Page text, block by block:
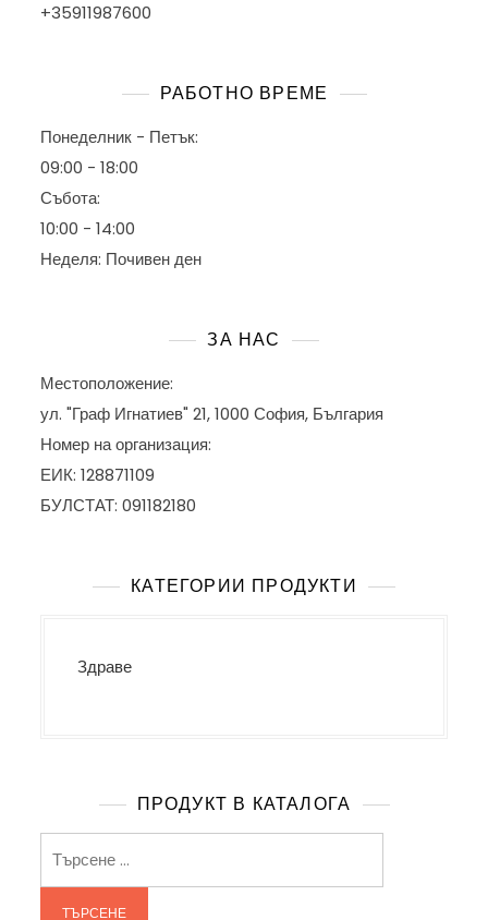
+35911987600
РАБОТНО ВРЕМЕ
Понеделник - Петък:
09:00 - 18:00
Събота:
10:00 - 14:00
Неделя: Почивен ден
ЗА НАС
Местоположение:
ул. "Граф Игнатиев" 21, 1000 София, България
Номер на организация:
ЕИК: 128871109
БУЛСТАТ: 091182180
КАТЕГОРИИ ПРОДУКТИ
Здраве
ПРОДУКТ В КАТАЛОГА